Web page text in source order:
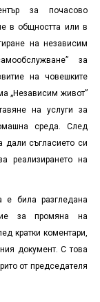
за почасово
в общността или в
на независим
за
на човешките
„Независим живот”
на услуги за
среда. След
дали съгласието си
реализирането на
е била разгледана
за промяна на
кратки коментари,
документ. С това
от председателя